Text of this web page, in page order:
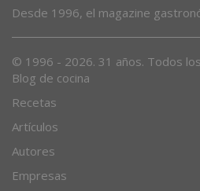
Desde 1996, el magazine
© 1996 - 2026. 31 años. Todos
Blog de cocina
Recetas
Artículos
Autores
Empresas